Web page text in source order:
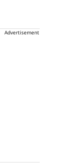
Advertisement